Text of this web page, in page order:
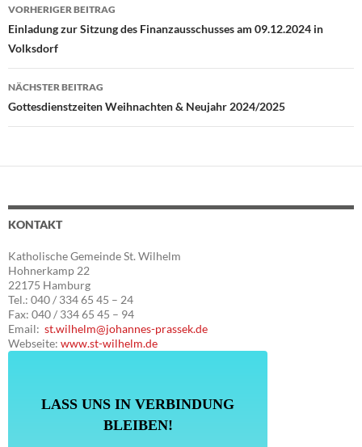
Beitragsnavigation
VORHERIGER BEITRAG
Einladung zur Sitzung des Finanzausschusses am 09.12.2024 in
Volksdorf
NÄCHSTER BEITRAG
Gottesdienstzeiten Weihnachten & Neujahr 2024/2025
KONTAKT
Katholische Gemeinde St. Wilhelm
Hohnerkamp 22
22175 Hamburg
Tel.: 040 / 334 65 45 – 24
Fax: 040 / 334 65 45 – 94
Email: st.wilhelm@johannes-prassek.de
Webseite: www.st-wilhelm.de
LASS UNS IN VERBINDUNG
BLEIBEN!